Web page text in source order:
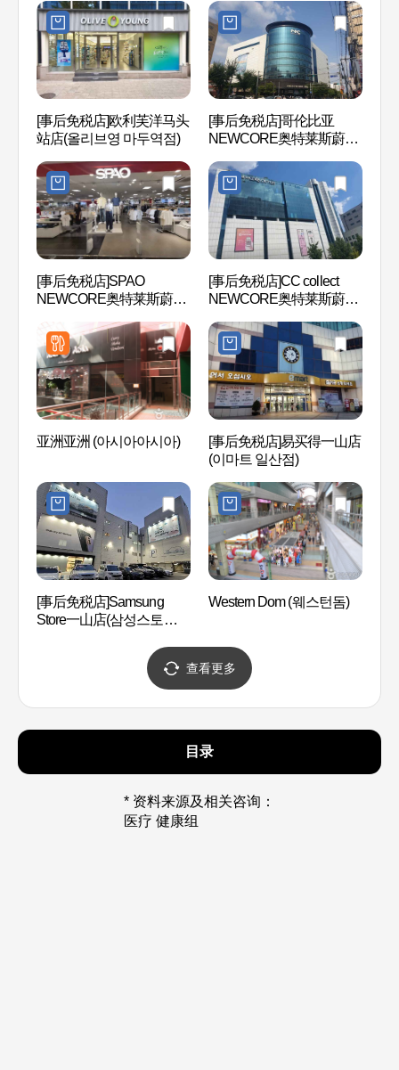
[事后免税店]欧利芙洋马头
站店(올리브영 마두역점)
[事后免税店]哥伦比亚
NEWCORE奥特莱斯蔚山
일산점)
[事后免税店]SPAO
NEWCORE奥特莱斯蔚山
일산점)
[事后免税店]CC collect
NEWCORE奥特莱斯蔚山
렛 일산점)
亚洲亚洲 (아시아아시아)
[事后免税店]易买得一山店
(이마트 일산점)
[事后免税店]Samsung
Store一山店(삼성스토어
Western Dom (웨스턴돔)
查看更多
目录
* 资料来源及相关咨询：
医疗 健康组